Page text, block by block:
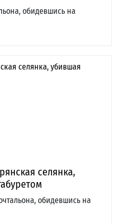
обидевшись на
селянка,
обидевшись на